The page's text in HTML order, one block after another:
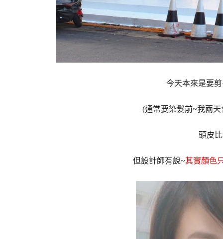
今天本來是要
(通常要染髮前~我兩
頭皮
但設計師有說~其實顏色